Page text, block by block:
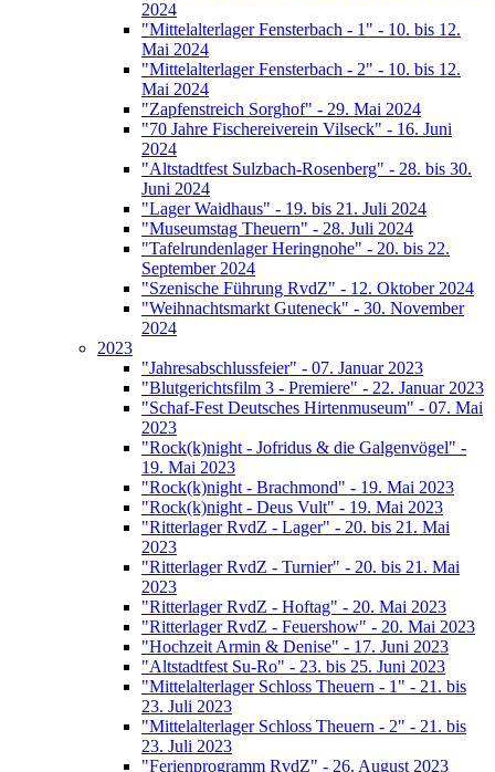
2024
"Mittelalterlager Fensterbach - 1" - 10. bis 12.
Mai 2024
"Mittelalterlager Fensterbach - 2" - 10. bis 12.
Mai 2024
"Zapfenstreich Sorghof" - 29. Mai 2024
"70 Jahre Fischereiverein Vilseck" - 16. Juni
2024
"Altstadtfest Sulzbach-Rosenberg" - 28. bis 30.
Juni 2024
"Lager Waidhaus" - 19. bis 21. Juli 2024
"Museumstag Theuern" - 28. Juli 2024
"Tafelrundenlager Heringnohe" - 20. bis 22.
September 2024
"Szenische Führung RvdZ" - 12. Oktober 2024
"Weihnachtsmarkt Guteneck" - 30. November
2024
2023
"Jahresabschlussfeier" - 07. Januar 2023
"Blutgerichtsfilm 3 - Premiere" - 22. Januar 2023
"Schaf-Fest Deutsches Hirtenmuseum" - 07. Mai
2023
"Rock(k)night - Jofridus & die Galgenvögel" -
19. Mai 2023
"Rock(k)night - Brachmond" - 19. Mai 2023
"Rock(k)night - Deus Vult" - 19. Mai 2023
"Ritterlager RvdZ - Lager" - 20. bis 21. Mai
2023
"Ritterlager RvdZ - Turnier" - 20. bis 21. Mai
2023
"Ritterlager RvdZ - Hoftag" - 20. Mai 2023
"Ritterlager RvdZ - Feuershow" - 20. Mai 2023
"Hochzeit Armin & Denise" - 17. Juni 2023
"Altstadtfest Su-Ro" - 23. bis 25. Juni 2023
"Mittelalterlager Schloss Theuern - 1" - 21. bis
23. Juli 2023
"Mittelalterlager Schloss Theuern - 2" - 21. bis
23. Juli 2023
"Ferienprogramm RvdZ" - 26. August 2023